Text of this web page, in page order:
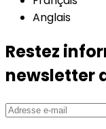
Anglais
Restez
newsletter